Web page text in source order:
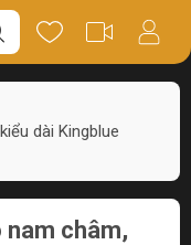
dài Kingblue
số Review
châm,